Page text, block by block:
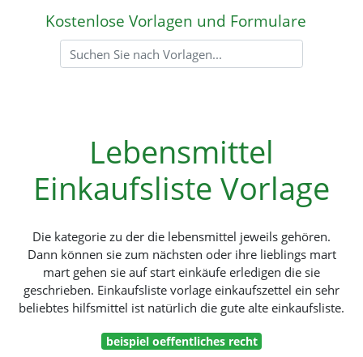
Kostenlose Vorlagen und Formulare
Lebensmittel
Einkaufsliste Vorlage
Die kategorie zu der die lebensmittel jeweils gehören.
Dann können sie zum nächsten oder ihre lieblings mart
mart gehen sie auf start einkäufe erledigen die sie
geschrieben. Einkaufsliste vorlage einkaufszettel ein sehr
beliebtes hilfsmittel ist natürlich die gute alte einkaufsliste.
beispiel oeffentliches recht